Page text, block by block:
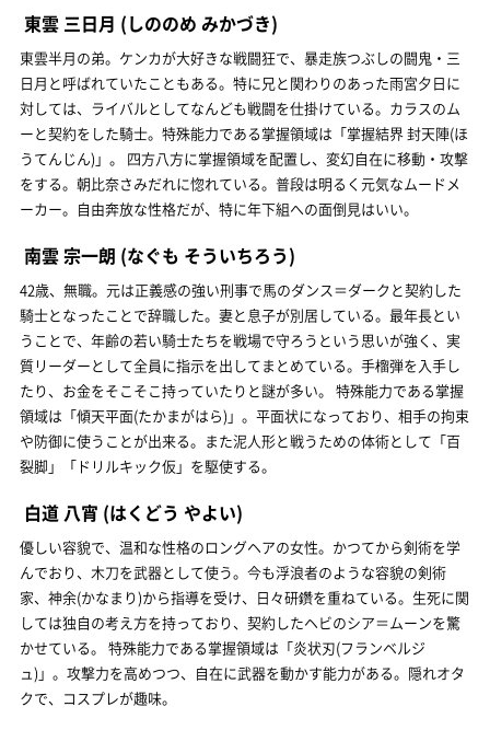
東雲 三日月 (しののめ みかづき)
東雲半月の弟。ケンカが大好きな戦闘狂で、暴走族つぶしの闘鬼・三
日月と呼ばれていたこともある。特に兄と関わりのあった雨宮夕日に
対しては、ライバルとしてなんども戦闘を仕掛けている。カラスのム
ーと契約をした騎士。特殊能力である掌握領域は「掌握結界 封天陣(ほ
うてんじん)」。 四方八方に掌握領域を配置し、変幻自在に移動・攻撃
をする。朝比奈さみだれに惚れている。普段は明るく元気なムードメ
ーカー。自由奔放な性格だが、特に年下組への面倒見はいい。
南雲 宗一朗 (なぐも そういちろう)
42歳、無職。元は正義感の強い刑事で馬のダンス＝ダークと契約した
騎士となったことで辞職した。妻と息子が別居している。最年長とい
うことで、年齢の若い騎士たちを戦場で守ろうという思いが強く、実
質リーダーとして全員に指示を出してまとめている。手榴弾を入手し
たり、お金をそこそこ持っていたりと謎が多い。 特殊能力である掌握
領域は「傾天平面(たかまがはら)」。平面状になっており、相手の拘束
や防御に使うことが出来る。また泥人形と戦うための体術として「百
裂脚」「ドリルキック仮」を駆使する。
白道 八宵 (はくどう やよい)
優しい容貌で、温和な性格のロングヘアの女性。かつてから剣術を学
んでおり、木刀を武器として使う。今も浮浪者のような容貌の剣術
家、神余(かなまり)から指導を受け、日々研鑽を重ねている。生死に関
しては独自の考え方を持っており、契約したヘビのシア＝ムーンを驚
かせている。 特殊能力である掌握領域は「炎状刃(フランベルジ
ュ)」。攻撃力を高めつつ、自在に武器を動かす能力がある。隠れオタ
クで、コスプレが趣味。